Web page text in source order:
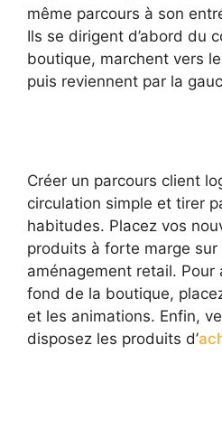
même parcours à son
Ils se dirigent d’abord du
boutique, marchent vers
puis reviennent par la
Créer un parcours client
circulation simple et tirer
habitudes. Placez vos
produits à forte marge
aménagement retail.
fond de la boutique,
et les animations. Enfin,
disposez les produits d’